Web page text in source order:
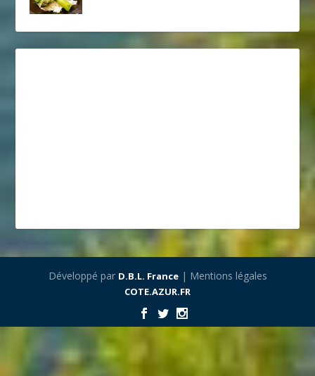
Développé par D.B.L. France| Mentions légales
COTE.AZUR.FR